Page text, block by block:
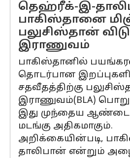
தெஹ்ரீக்-இ-
பாகிஸ்தானை
பலுசிஸ்தான்
இராணுவம்
பாகிஸ்தானில்
தொடர்பான
சதவீதத்திற்கு
இராணுவம்(BLA)
இது முந்தைய ஆண்டை
மடங்கு அதிகமாகும்.
அறிக்கையின்படி,
தாலிபான் என்றும்